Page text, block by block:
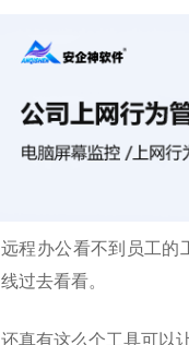
远程办公看不到员工的
线过去看看。
还真有这么个工具可以